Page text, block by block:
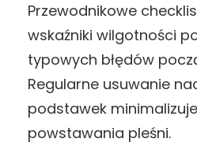
Przewodnikowe
wskaźniki wilgotności
typowych błędów
Regularne usuwanie
podstawek
powstawania pleśni.